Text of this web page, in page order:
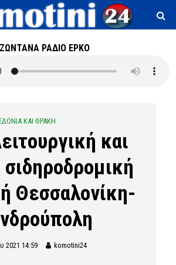
ΖΩΝΤΑΝΑ ΡΑΔΙΟ ΕΡΚΟ
ΚΑΙ ΘΡΑΚΗ
και
Θεσσαλονίκη-
2021 14:59 komotini24